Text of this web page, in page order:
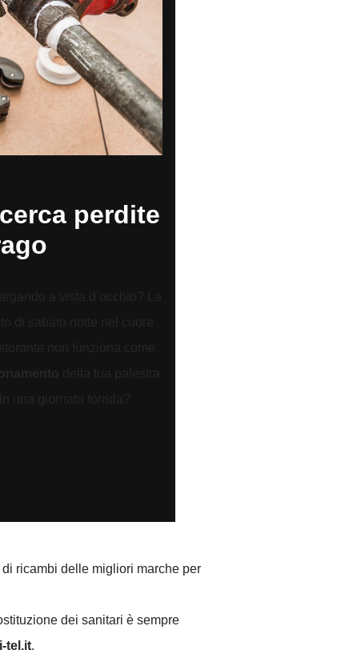
perdite
ricambi delle migliori marche per
dei sanitari è sempre
tel.it.